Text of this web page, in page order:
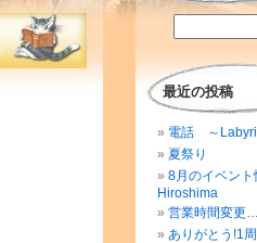
最近の投稿
電話 ～
夏祭り
8月のイベン
Hiroshima
営業時間変
ありがとう!1